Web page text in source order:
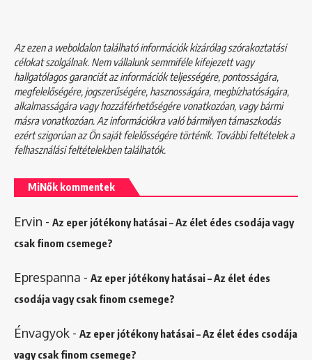
Az ezen a weboldalon található információk kizárólag szórakoztatási
célokat szolgálnak. Nem vállalunk semmiféle kifejezett vagy
hallgatólagos garanciát az információk teljességére, pontosságára,
megfelelőségére, jogszerűségére, hasznosságára, megbízhatóságára,
alkalmasságára vagy hozzáférhetőségére vonatkozóan, vagy bármi
másra vonatkozóan. Az információkra való bármilyen támaszkodás
ezért szigorúan az Ön saját felelősségére történik. További feltételek a
felhasználási feltételekbentalálhatók.
MiNők kommentek
Ervin - Az eper jótékony hatásai – Az élet édes csodája vagy
csak finom csemege?
Eprespanna - Az eper jótékony hatásai – Az élet édes
csodája vagy csak finom csemege?
Énvagyok - Az eper jótékony hatásai – Az élet édes csodája
vagy csak finom csemege?